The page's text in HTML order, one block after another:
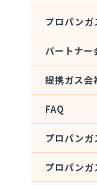
プロパンガ
パートナー
提携ガス会
FAQ
プロパン
プロパン